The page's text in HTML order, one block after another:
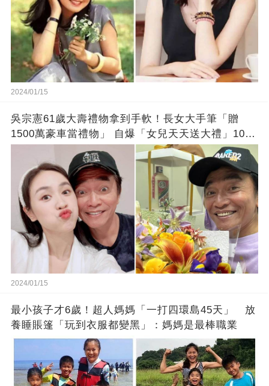
2024/01/15
吳宗憲61歲大壽禮物拿到手軟！長女大手筆「贈
1500萬豪車當禮物」 自爆「女兒天天送大禮」10年
徒弟也不甘示弱!
2024/01/15
最小孩子才6歲！超人媽媽「一打四環島45天」 放
養睡賬篷「玩到衣服都變黑」：媽媽是最棒職業